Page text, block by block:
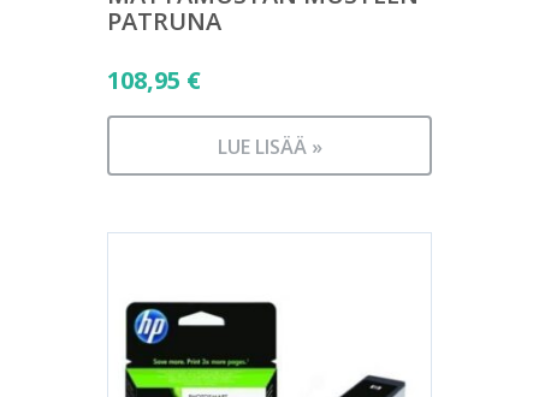
PATRUNA
108,95 €
LUE LISÄÄ »